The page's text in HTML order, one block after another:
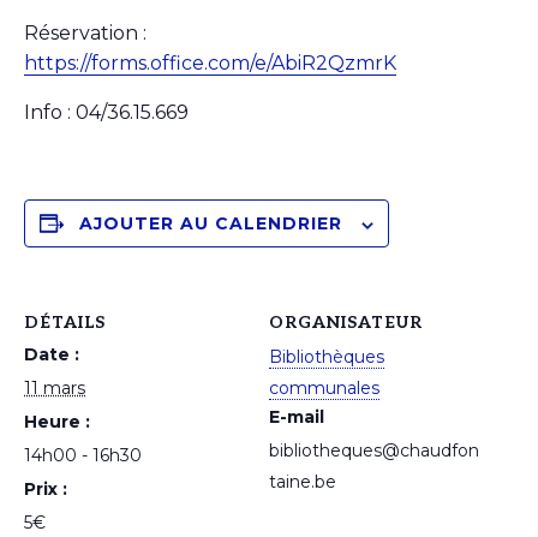
Réservation :
https://forms.office.com/e/AbiR2QzmrK
Info : 04/36.15.669
AJOUTER AU CALENDRIER
DÉTAILS
Date :
11 mars
Heure :
14h00 - 16h30
Prix :
5€
ORGANISATEUR
Bibliothèques
communales
E-mail
bibliotheques@chaudfon
taine.be